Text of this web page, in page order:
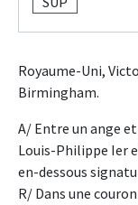
Royaume-Uni,
Birmingham.
A/ Entre un ange
Louis-Philippe Ier
en-dessous
R/ Dans une